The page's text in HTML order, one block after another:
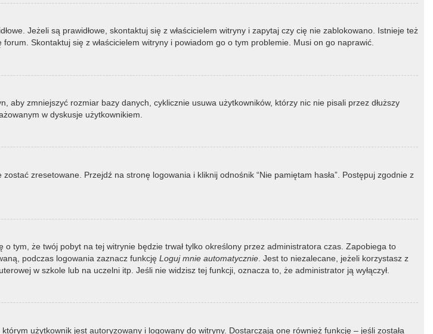
Jeżeli są prawidłowe, skontaktuj się z właścicielem witryny i zapytaj czy cię nie zablokowano. Istnieje też
Skontaktuj się z właścicielem witryny i powiadom go o tym problemie. Musi on go naprawić.
aby zmniejszyć rozmiar bazy danych, cyklicznie usuwa użytkowników, którzy nic nie pisali przez dłuższy
w dyskusje użytkownikiem.
zresetowane. Przejdź na stronę logowania i kliknij odnośnik “Nie pamiętam hasła”. Postępuj zgodnie z
o tym, że twój pobyt na tej witrynie będzie trwał tylko określony przez administratora czas. Zapobiega to
podczas logowania zaznacz funkcję Loguj mnie automatycznie. Jest to niezalecane, jeżeli korzystasz z
w szkole lub na uczelni itp. Jeśli nie widzisz tej funkcji, oznacza to, że administrator ją wyłączył.
użytkownik jest autoryzowany i logowany do witryny. Dostarczają one również funkcję – jeśli została